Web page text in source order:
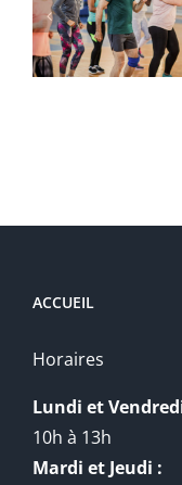
ACCUEIL
Horaires
Lundi et
10h à 13h
Mardi et Jeudi :